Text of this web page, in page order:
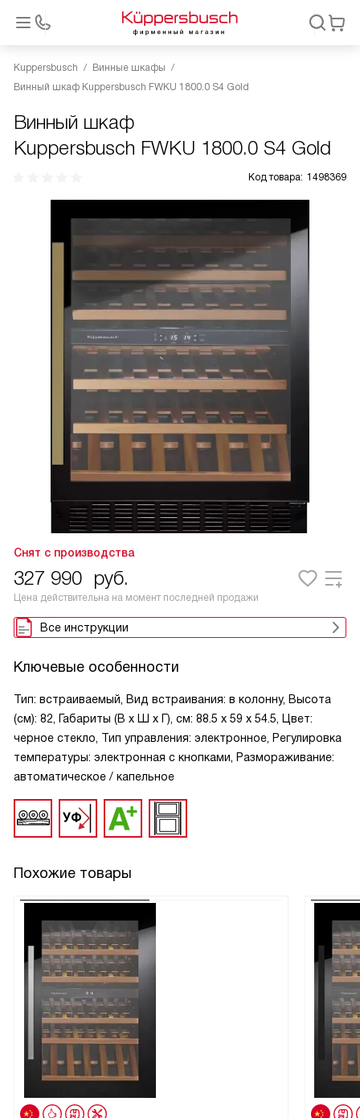
Kuppersbusch
Винные шкафы
Винный шкаф Kuppersbusch FWKU 1800.0 S4 Gold
Винный шкаф
Kuppersbusch FWKU 1800.0 S4 Gold
Код товара: 1498369
Снят с производства
327 990 руб.
Цена действительна на момент последней продажи
Все инструкции
Ключевые особенности
Тип: встраиваемый, Вид встраивания: в колонну, Высота
(см): 82, Габариты (В х Ш х Г), см: 88.5 х 59 х 54.5, Цвет:
черное стекло, Тип управления: электронное, Регулировка
температуры: электронная с кнопками, Размораживание:
автоматическое / капельное
Похожие товары